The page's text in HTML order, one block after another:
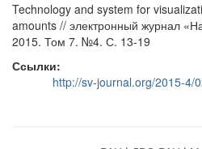
Technology and system for
amounts // электронный журнал
2015. Том 7. №4. С. 13-19
Ссылки:
http://sv-journal.org/2015-4/